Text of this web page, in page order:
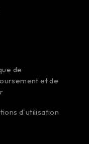
de
et de
d'utilisation